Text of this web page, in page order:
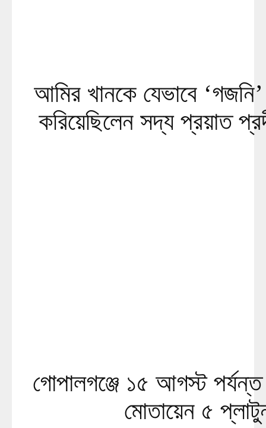
আমির খানকে যেভাবে ‘গজনি’
করিয়েছিলেন সদ্য প্রয়াত
গোপালগঞ্জে ১৫ আগস্ট
মোতায়েন ৫